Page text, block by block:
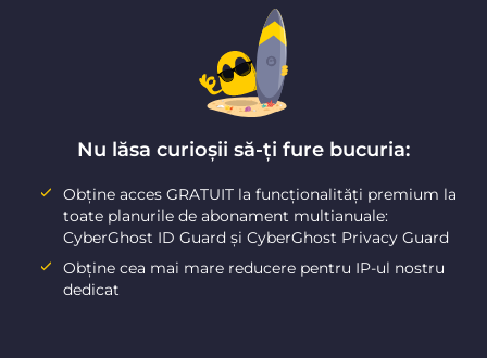
Nu lăsa curioșii să-ți fure bucuria:
Obține acces GRATUIT la funcționalități premium la
toate planurile de abonament multianuale:
CyberGhost ID Guard și CyberGhost Privacy Guard
Obține cea mai mare reducere pentru IP-ul nostru
dedicat